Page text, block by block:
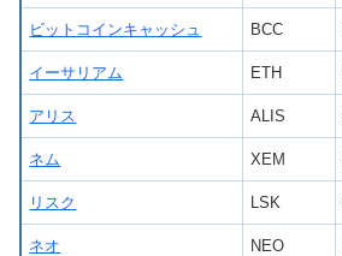
ビットコインキャッシュ BCC
イーサリアム ETH
アリス ALIS
ネム XEM
リスク LSK
ネオ NEO